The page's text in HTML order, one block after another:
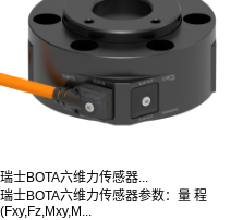
瑞士BOTA六维力传感器...
瑞士BOTA六维力传感器参数：量 程
(Fxy,Fz,Mxy,M...